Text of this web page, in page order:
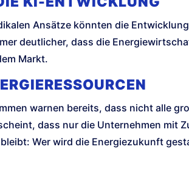
Ansätze könnten die
deutlicher, dass die
Markt.
warnen bereits, dass nicht alle
dass nur die Unternehmen mit
Wer wird die Energiezukunft